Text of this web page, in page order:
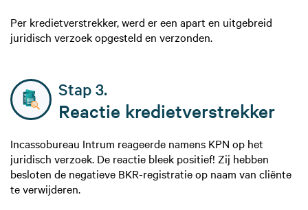
Per kredietverstrekker, werd er een apart en uitgebreid
juridisch verzoek opgesteld en verzonden.
Stap 3.
Reactie kredietverstrekker
Incassobureau Intrum reageerde namens KPN op het
juridisch verzoek. De reactie bleek positief! Zij hebben
besloten de negatieve BKR-registratie op naam van cliënte
te verwijderen.